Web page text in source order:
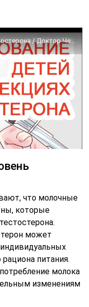
Планирование детей при инъекциях тестостерона / Доктор Черепанов
что молочные
которые
может
питания.
молока
изменениям